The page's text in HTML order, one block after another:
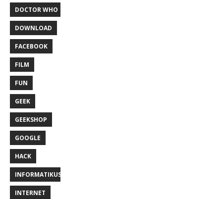
DOCTOR WHO
DOWNLOAD
FACEBOOK
FILM
FUN
GEEK
GEEKSHOP
GOOGLE
HACK
INFORMATIKUS
INTERNET